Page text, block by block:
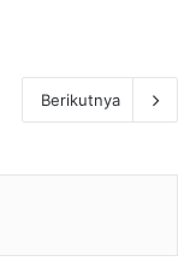
Berikutnya